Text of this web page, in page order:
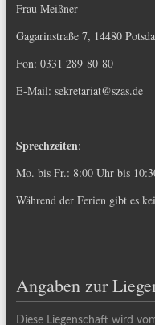
Frau Meißner
Gagarinstraße 7, 14480
Fon: 0331 289 80 80
E-Mail: sekretariat@szas.de
Sprechzeiten:
Mo. bis Fr.: 8:00 Uhr bis
Während der Ferien gibt es
Angaben zur
Diese Liegenschaft wird